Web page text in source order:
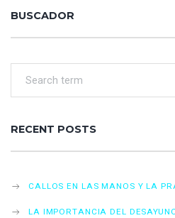
BUSCADOR
RECENT POSTS
CALLOS EN LAS MANOS Y LA
LA IMPORTANCIA DEL